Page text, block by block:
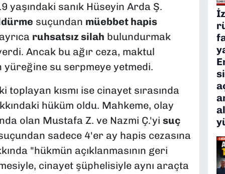
yaşındaki sanık Hüseyin Arda Ş.
suçundan müebbet hapis
ruhsatsız silah bulundurmak
Ancak bu ağır ceza, maktul
yüreğine su serpmeye yetmedi.
toplayan kısmı ise cinayet sırasında
hüküm oldu. Mahkeme, olay
olan Mustafa Z. ve Nazmi Ç.'yi suç
sadece 4'er ay hapis cezasına
"hükmün açıklanmasının geri
cinayet şüphelisiyle aynı araçta